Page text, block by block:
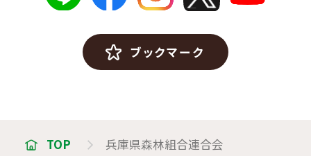
ブックマーク
TOP 兵庫県森林組合連合会